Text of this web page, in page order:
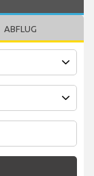
ABFLUG